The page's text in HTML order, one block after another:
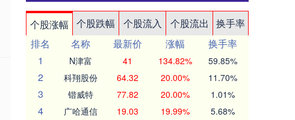
个股涨幅 个股跌幅 个股流入 个股流出
换手率
排名
名称 最新价 涨幅
换手率
1
N津富 41 134.82% 59.85%
2 科翔股份 64.32 20.00% 11.70%
3 锴威特 77.82 20.00% 1.01%
4 广哈通信 19.03 19.99% 5.68%